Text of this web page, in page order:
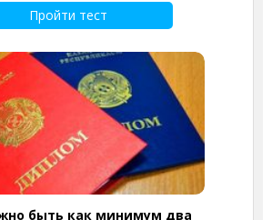
Пройти тест
быть как минимум два